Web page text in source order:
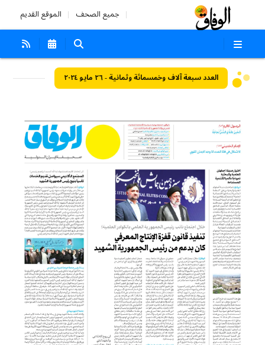
جميع الصحف الموقع القديم
العدد سبعة آلاف وخمسمائة وثمانية - ٢٦ مايو ٢٠٢٤